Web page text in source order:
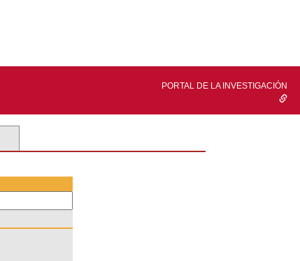
PORTAL DE LA INVESTIGACIÓN